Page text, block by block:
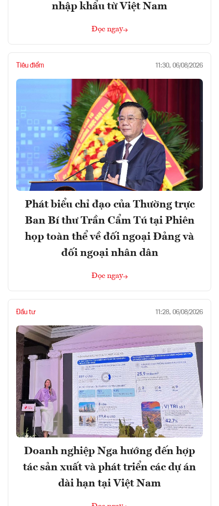
nhập khẩu từ Việt Nam
Đọc ngay
Tiêu điểm 11:30, 06/08/2026
Phát biểu chỉ đạo của Thường trực
Ban Bí thư Trần Cẩm Tú tại Phiên
họp toàn thể về đối ngoại Đảng và
đối ngoại nhân dân
Đọc ngay
Đầu tư 11:28, 06/08/2026
Doanh nghiệp Nga hướng đến hợp
tác sản xuất và phát triển các dự án
dài hạn tại Việt Nam